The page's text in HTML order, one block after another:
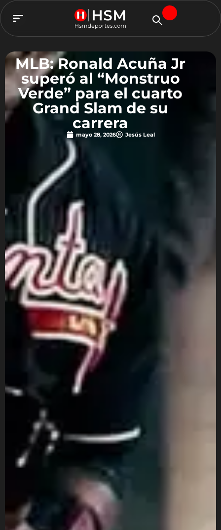
MLB: Ronald Acuña Jr
superó al “Monstruo
Verde” para el cuarto
Grand Slam de su
carrera
mayo 28, 2026 Jesús Leal